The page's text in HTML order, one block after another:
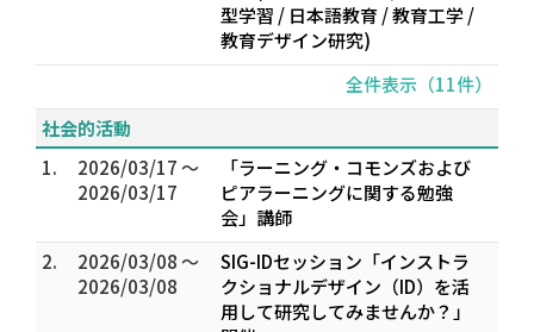
型学習 / 日本語教育 / 教育工学 /
教育デザイン研究)
全件表示（11件）
社会的活動
1.
2026/03/17 ～
2026/03/17
「ラーニング・コモンズおよび
ピアラーニングに関する勉強
会」講師
2.
2026/03/08 ～
2026/03/08
SIG-IDセッション「インストラ
クショナルデザイン（ID）を活
用して研究してみませんか？」